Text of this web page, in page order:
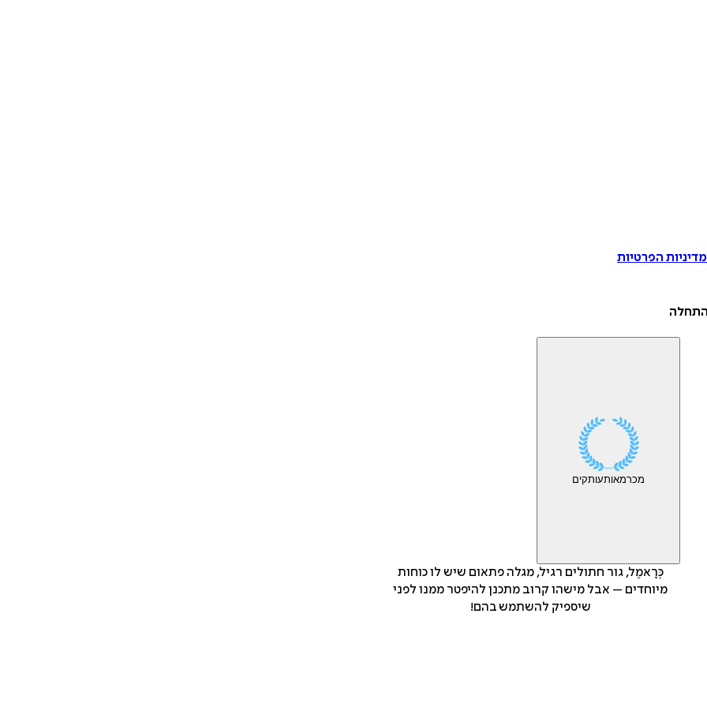
הפרטיות
מכרמאותעותקים
כְּרָאמֶל, גור חתולים רגיל, מגלה פתאום שיש לו כוחות
מיוחדים – אבל מישהו קרוב מתכנן להיפטר ממנו לפני
שיספיק להשתמש בהם!